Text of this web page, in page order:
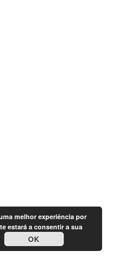
melhor experiência por
estará a consentir a sua
OK